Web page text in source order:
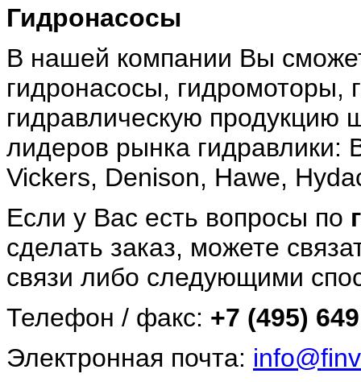
Гидронасосы
В нашей компании Вы
гидронасосы, гидромоторы,
гидравлическую продукцию
лидеров рынка гидравлики:
Vickers, Denison, Hawe,
Если у Вас есть вопросы по
сделать заказ, можете
связи либо следующими
Телефон / факс: +7 (495)
Электронная почта: